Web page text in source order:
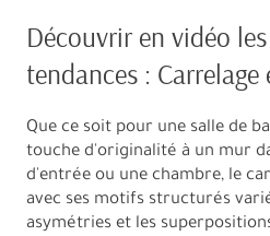
Découvrir en vidéo
tendances : Carrelage
Que ce soit pour une salle de
touche d'originalité à un mur
d'entrée ou une chambre, le
avec ses motifs structurés
asymétries et les